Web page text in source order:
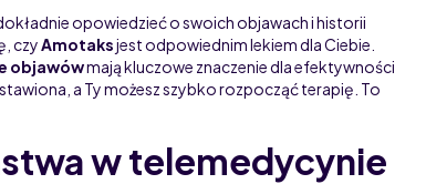
opowiedzieć o swoich objawach i historii
czyAmotaksjest odpowiednim lekiem dla Ciebie.
objawówmają kluczowe znaczenie dla efektywności
a Ty możesz szybko rozpocząć terapię. To
w telemedycynie